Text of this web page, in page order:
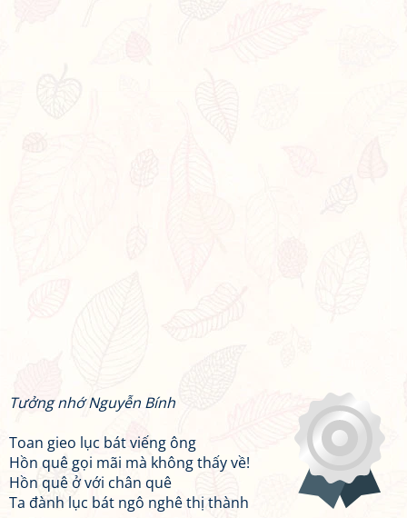
Tưởng nhớ Nguyễn Bính
Toan gieo lục bát viếng ông
Hồn quê gọi mãi mà không thấy về!
Hồn quê ở với chân quê
Ta đành lục bát ngô nghê thị thành